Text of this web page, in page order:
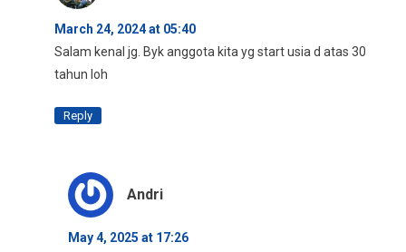
March 24, 2024 at 05:40
Salam kenal jg. Byk anggota kita yg start usia d atas 30
tahun loh
Reply
Andri
May 4, 2025 at 17:26